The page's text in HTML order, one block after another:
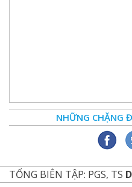
NHỮNG CHẶNG
TỔNG BIÊN TẬP: PGS, TS